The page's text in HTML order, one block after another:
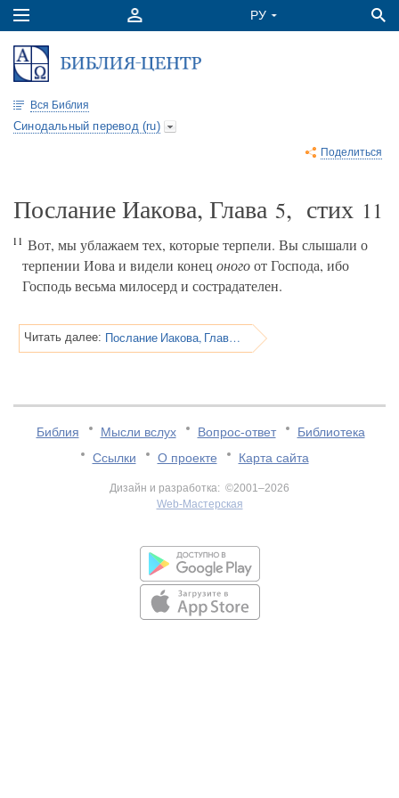
Вся Библия
Синодальный перевод (ru)
Поделиться
Послание Иакова, Глава 5, стих 11
11 Вот, мы ублажаем тех, которые терпели. Вы слышали о
терпении Иова и видели конец оногоот Господа, ибо
Господь весьма милосерд и сострадателен.
Читать далее: Послание Иакова, Глава 5
Библия Мысли вслух Вопрос-ответ
Библиотека
Ссылки
О проекте Карта сайта
Дизайн и разработка: ©2001–2026
Web-Мастерская